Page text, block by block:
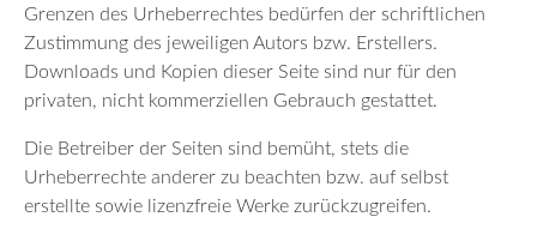
Grenzen des Urheberrechtes bedürfen der schriftlichen
Zustimmung des jeweiligen Autors bzw. Erstellers.
Downloads und Kopien dieser Seite sind nur für den
privaten, nicht kommerziellen Gebrauch gestattet.
Die Betreiber der Seiten sind bemüht, stets die
Urheberrechte anderer zu beachten bzw. auf selbst
erstellte sowie lizenzfreie Werke zurückzugreifen.